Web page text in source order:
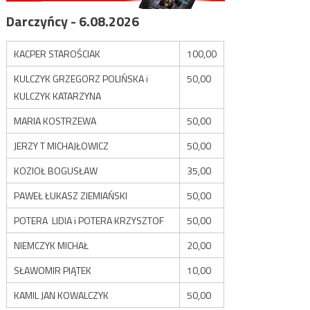
Darczyńcy - 6.08.2026
KACPER STAROŚCIAK
100,00
KULCZYK GRZEGORZ POLIŃSKA i
KULCZYK KATARZYNA
50,00
MARIA KOSTRZEWA
50,00
JERZY T MICHAJŁOWICZ
50,00
KOZIOŁ BOGUSŁAW
35,00
PAWEŁ ŁUKASZ ZIEMIAŃSKI
50,00
POTERA LIDIA i POTERA KRZYSZTOF
50,00
NIEMCZYK MICHAŁ
20,00
SŁAWOMIR PIĄTEK
10,00
KAMIL JAN KOWALCZYK
50,00